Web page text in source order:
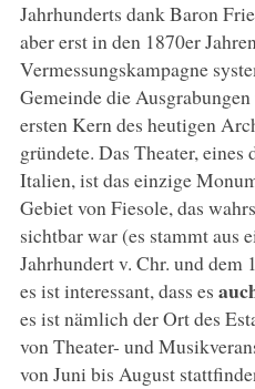
Jahrhunderts dank Baron
aber erst in den 1870er
Vermessungskampagne
Gemeinde die
ersten Kern des heutigen
gründete. Das Theater, eines
Italien, ist das einzige
Gebiet von Fiesole, das
sichtbar war (es stammt aus
Jahrhundert v. Chr. und dem
es ist interessant, dass es
es ist nämlich der Ort des
von Theater- und
von Juni bis August